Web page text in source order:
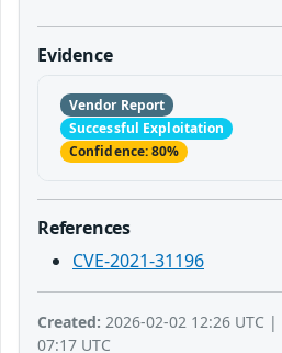
Evidence
Vendor Report
Successful Exploitation
Confidence: 80%
References
CVE-2021-31196
Created: 2026-02-02 12:26 UTC |
07:17 UTC